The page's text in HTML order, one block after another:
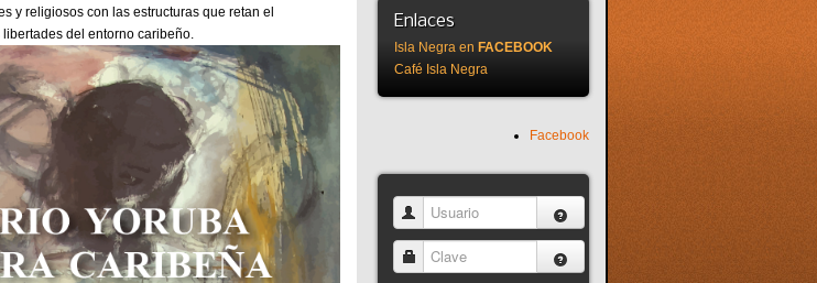
y religiosos con las estructuras que retan el
del entorno caribeño.
Enlaces
Isla Negra en FACEBOOK
Café Isla Negra
Facebook
Usuario
Clave